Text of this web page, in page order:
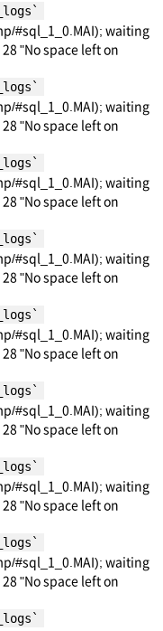
#sql_1_0.MAI); waiting
"No space left on
#sql_1_0.MAI); waiting
"No space left on
#sql_1_0.MAI); waiting
"No space left on
#sql_1_0.MAI); waiting
"No space left on
#sql_1_0.MAI); waiting
"No space left on
#sql_1_0.MAI); waiting
"No space left on
#sql_1_0.MAI); waiting
"No space left on
#sql_1_0.MAI); waiting
"No space left on